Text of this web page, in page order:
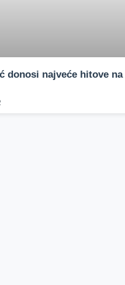
donosi najveće hitove na